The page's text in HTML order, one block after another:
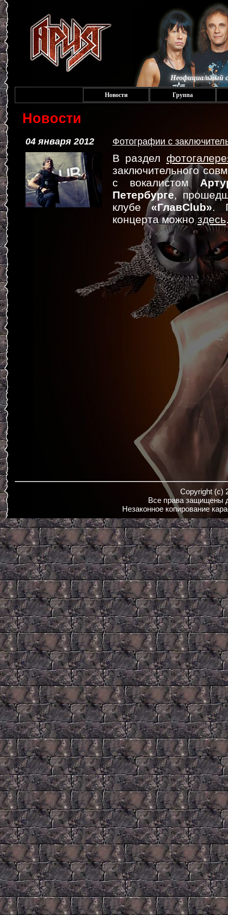
Неофициальный
Новости Группа
Новости
04 января 2012 Фотографии с
В раздел
заключительного
с вокалистом
Петербурге,
клубе«ГлавClub».
концерта можноздесь
Copyright (c)
Все права защищены
Незаконное копирование